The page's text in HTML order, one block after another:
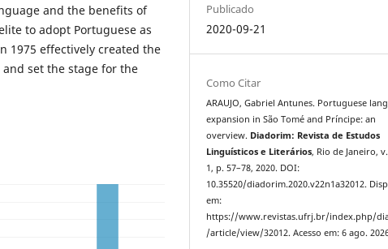
and the benefits of
to adopt Portuguese as
1975 effectively created the
set the stage for the
Publicado
2020-09-21
Como Citar
ARAUJO, Gabriel Antunes. Portuguese
expansion in São Tomé and Príncipe: an
overview. Diadorim: Revista de Estudos
Linguísticos e Literários, Rio de Janeiro,
1, p. 57–78, 2020. DOI:
10.35520/diadorim.2020.v22n1a32012.
em:
https://www.revistas.ufrj.br/index.php/
/article/view/32012. Acesso em: 6 ago.